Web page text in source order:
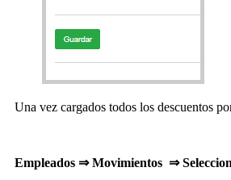
Una vez cargados todos los descuentos
Empleados ⇒ Movimientos ⇒